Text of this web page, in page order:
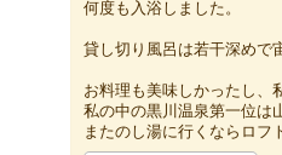
何度も入浴しました。
貸し切り風呂は若干深めで
お料理も美味しかったし、
私の中の黒川温泉第一位は
またのし湯に行くならロフ